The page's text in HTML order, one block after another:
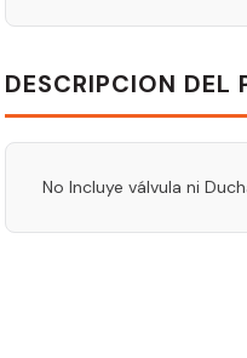
DESCRIPCION DEL
No Incluye válvula ni